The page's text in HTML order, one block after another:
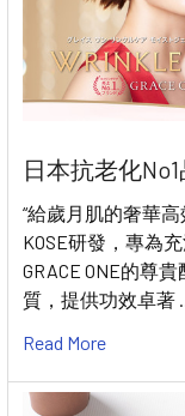
日本抗老化
“給歲月肌的奢華
KOSE研發，專為
GRACE ONE的尊
質，提供功效卓著
Read More